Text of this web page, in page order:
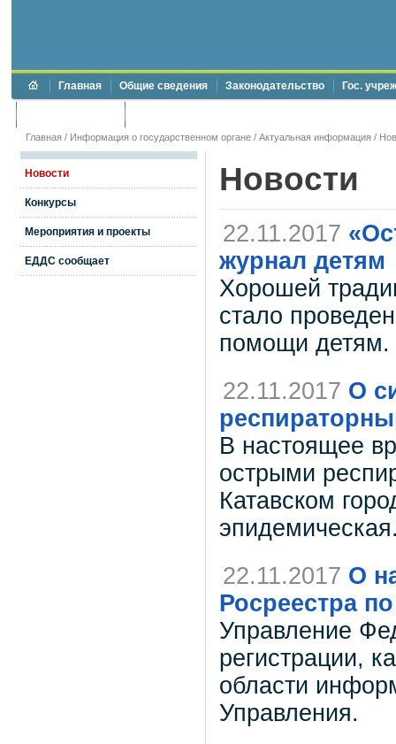
Главная Общие сведения Законодательство Гос.
Главная / Информация о государственном органе / Актуальная информация /
Новости
Конкурсы
Мероприятия и проекты
ЕДДС сообщает
Новости
22.11.2017
журнал детям
Хорошей
стало
помощи детям.
22.11.2017 О
В настоящее
острыми
Катавском
22.11.2017 О
Росреестра
Управление
регистрации,
области
Управления.